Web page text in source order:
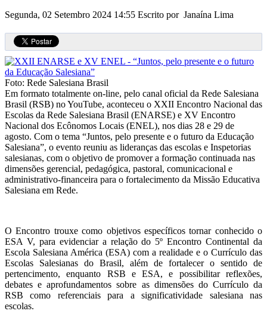
Segunda, 02 Setembro 2024 14:55 Escrito por Janaína Lima
Foto: Rede Salesiana Brasil
Em formato totalmente on-line, pelo canal oficial da Rede Salesiana
Brasil (RSB) no YouTube, aconteceu o XXII Encontro Nacional das
Escolas da Rede Salesiana Brasil (ENARSE) e XV Encontro
Nacional dos Ecônomos Locais (ENEL), nos dias 28 e 29 de
agosto. Com o tema “Juntos, pelo presente e o futuro da Educação
Salesiana”, o evento reuniu as lideranças das escolas e Inspetorias
salesianas, com o objetivo de promover a formação continuada nas
dimensões gerencial, pedagógica, pastoral, comunicacional e
administrativo-financeira para o fortalecimento da Missão Educativa
Salesiana em Rede.
O Encontro trouxe como objetivos específicos tornar conhecido o
ESA V, para evidenciar a relação do 5º Encontro Continental da
Escola Salesiana América (ESA) com a realidade e o Currículo das
Escolas Salesianas do Brasil, além de fortalecer o sentido de
pertencimento, enquanto RSB e ESA, e possibilitar reflexões,
debates e aprofundamentos sobre as dimensões do Currículo da
RSB como referenciais para a significatividade salesiana nas
escolas.